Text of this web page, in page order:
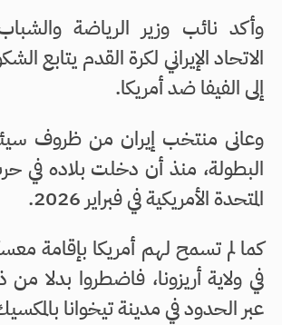
وأكد نائب وزير الرياضة
الاتحاد الإيراني لكرة القدم يتابع
إلى الفيفا ضد أمريكا.
وعانى منتخب إيران من ظروف
البطولة، منذ أن دخلت بلاده في
المتحدة الأمريكية في فبراير 2026.
كما لم تسمح لهم أمريكا بإقامة
في ولاية أريزونا، فاضطروا بدلا
عبر الحدود في مدينة تيخوانا